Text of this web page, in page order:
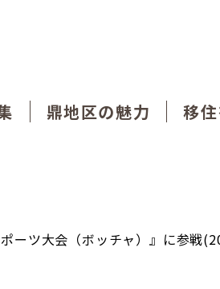
鼎地区の魅力 移
ーツ大会（ボッチャ）』に参戦